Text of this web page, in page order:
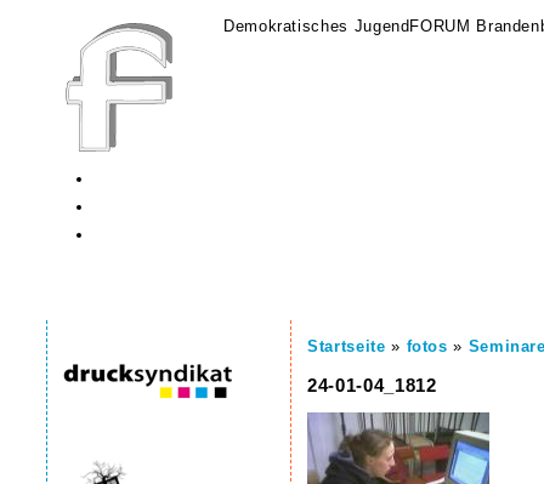
Demokratisches JugendFORUM
Startseite » fotos »
24-01-04_1812